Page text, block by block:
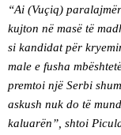
“Ai (Vuçiq)
kujton në masë të
si kandidat për
male e fusha
premtoi një Serbi
askush nuk do të
kaluarën”, shtoi